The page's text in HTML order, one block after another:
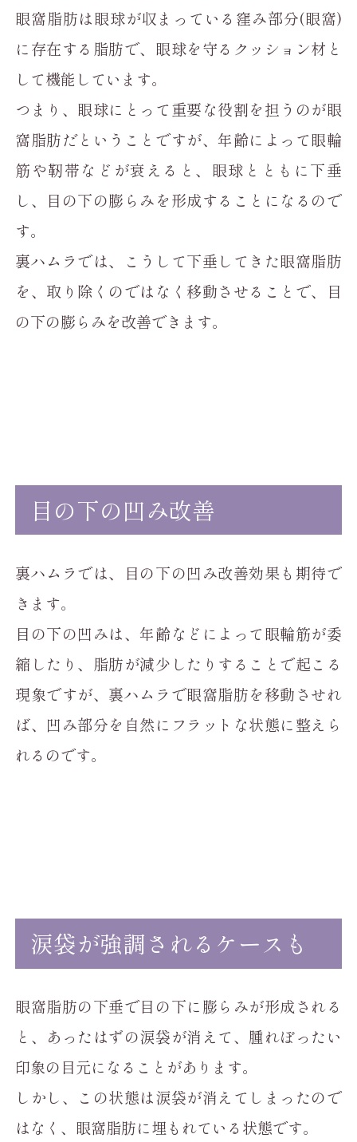
眼窩脂肪は眼球が収まっている窪み部分(眼窩)
に存在する脂肪で、眼球を守るクッション材と
して機能しています。
つまり、眼球にとって重要な役割を担うのが眼
窩脂肪だということですが、年齢によって眼輪
筋や靭帯などが衰えると、眼球とともに下垂
し、目の下の膨らみを形成することになるので
す。
裏ハムラでは、こうして下垂してきた眼窩脂肪
を、取り除くのではなく移動させることで、目
の下の膨らみを改善できます。
目の下の凹み改善
裏ハムラでは、目の下の凹み改善効果も期待で
きます。
目の下の凹みは、年齢などによって眼輪筋が委
縮したり、脂肪が減少したりすることで起こる
現象ですが、裏ハムラで眼窩脂肪を移動させれ
ば、凹み部分を自然にフラットな状態に整えら
れるのです。
涙袋が強調されるケースも
眼窩脂肪の下垂で目の下に膨らみが形成される
と、あったはずの涙袋が消えて、腫れぼったい
印象の目元になることがあります。
しかし、この状態は涙袋が消えてしまったので
はなく、眼窩脂肪に埋もれている状態です。